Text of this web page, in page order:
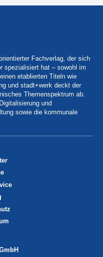
Fachverlag, der sich
spezialisiert hat – sowohl im
etablierten Titeln wie
und stadt+werk deckt der
Themenspektrum ab.
und
sowie die kommunale